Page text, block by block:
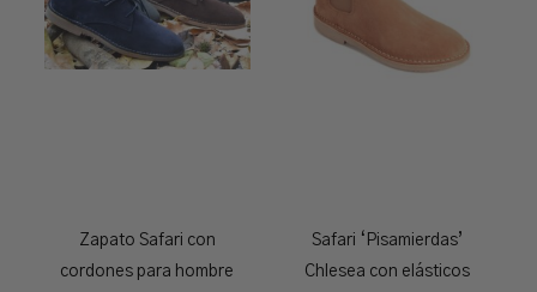
Zapato Safari con
cordones para hombre
Safari ‘Pisamierdas’
Chlesea con elásticos